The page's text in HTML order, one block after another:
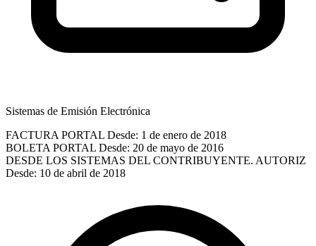
Sistemas de Emisión Electrónica
FACTURA PORTAL Desde: 1 de enero de 2018
BOLETA PORTAL Desde: 20 de mayo de 2016
DESDE LOS SISTEMAS DEL CONTRIBUYENTE. AUTORIZ
Desde: 10 de abril de 2018